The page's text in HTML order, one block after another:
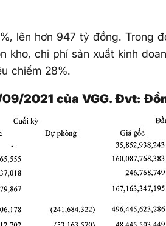
lên hơn 947 tỷ đồng. Trong
kho, chi phí sản xuất kinh
chiếm 28%.
2021 của VGG. Đvt: